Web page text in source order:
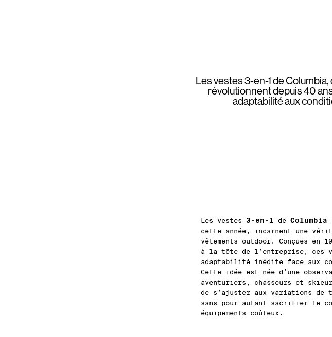
Les vestes 3-en-1 de
révolutionnent depuis 40
adaptabilité aux
Les vestes 3-en-1 de Columbia
cette année, incarnent une
vêtements outdoor. Conçues
à la tête de l’entreprise, ces
adaptabilité inédite face aux
Cette idée est née d’une
aventuriers, chasseurs et
de s’ajuster aux variations de
sans pour autant sacrifier le
équipements coûteux.